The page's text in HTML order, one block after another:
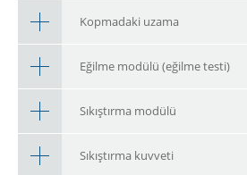
Kopmadaki uzama
Eğilme modülü (eğilme testi)
Sıkıştırma modülü
Sıkıştırma kuvveti